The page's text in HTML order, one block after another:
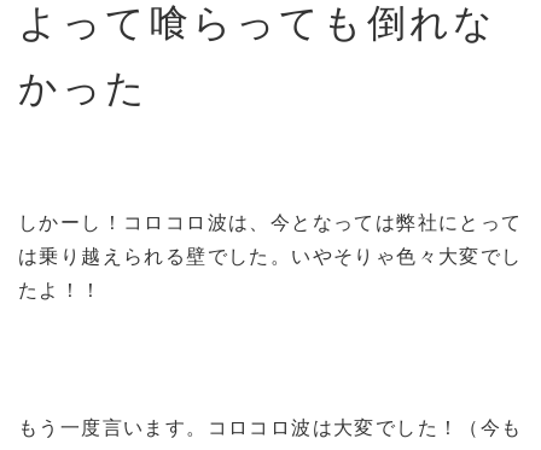
よって喰らっても倒れな
かった
しかーし！コロコロ波は、今となっては弊社にとって
は乗り越えられる壁でした。いやそりゃ色々大変でし
たよ！！
もう一度言います。コロコロ波は大変でした！（今も